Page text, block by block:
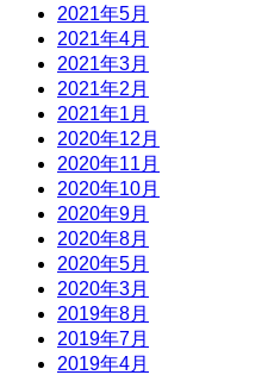
2021年5月
2021年4月
2021年3月
2021年2月
2021年1月
2020年12月
2020年11月
2020年10月
2020年9月
2020年8月
2020年5月
2020年3月
2019年8月
2019年7月
2019年4月